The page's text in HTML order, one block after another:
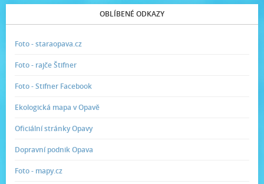
OBLÍBENÉ ODKAZY
Foto - staraopava.cz
Foto - rajče Štifner
Foto - Stifner Facebook
Ekologická mapa v Opavě
Oficiální stránky Opavy
Dopravní podnik Opava
Foto - mapy.cz